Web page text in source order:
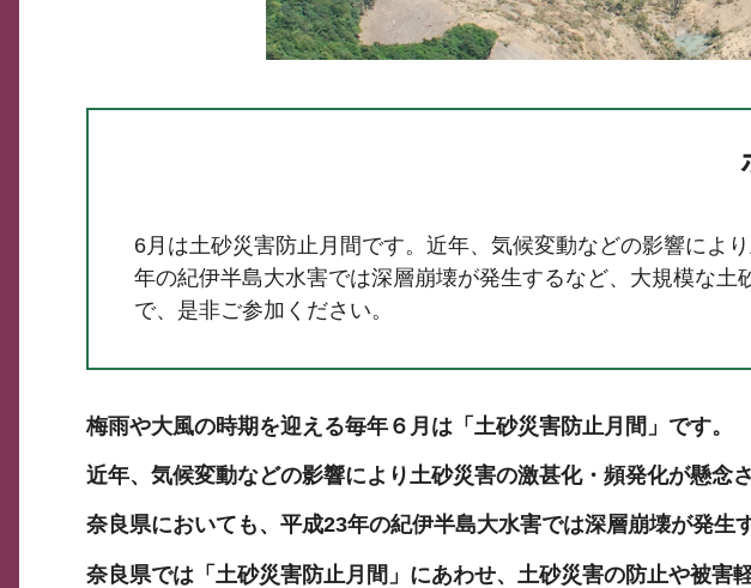
6月は土砂災害防止月間です。近年、気候変動などの影響によ
年の紀伊半島大水害では深層崩壊が発生するなど、大規模な
で、是非ご参加ください。
梅雨や大風の時期を迎える毎年６月は「土砂災害防止月間」です。
近年、気候変動などの影響により土砂災害の激甚化・頻発化が懸念さ
奈良県においても、平成23年の紀伊半島大水害では深層崩壊が発生
奈良県では「土砂災害防止月間」にあわせ、土砂災害の防止や被害